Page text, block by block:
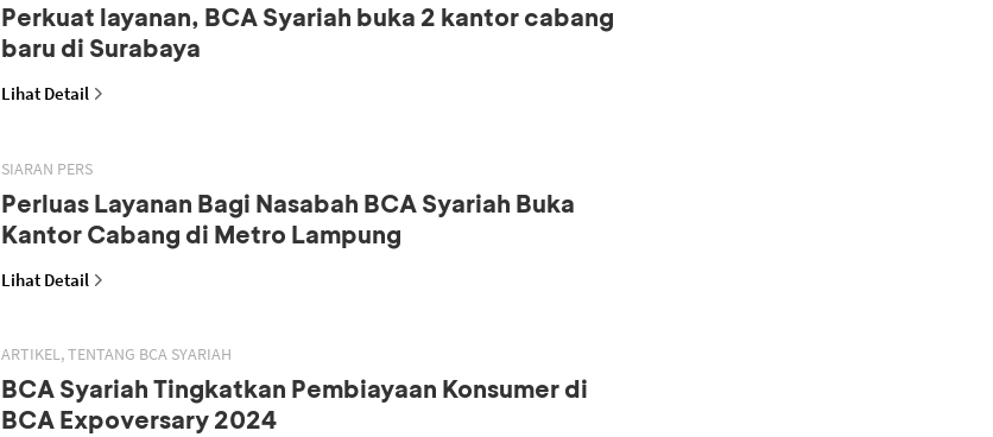
Perkuat layanan, BCA Syariah buka 2 kantor cabang
baru di Surabaya
Lihat Detail
SIARAN PERS
Perluas Layanan Bagi Nasabah BCA Syariah Buka
Kantor Cabang di Metro Lampung
Lihat Detail
ARTIKEL, TENTANG BCA SYARIAH
BCA Syariah Tingkatkan Pembiayaan Konsumer di
BCA Expoversary 2024